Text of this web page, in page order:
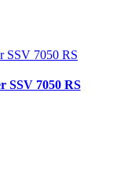
SSV 7050 RS